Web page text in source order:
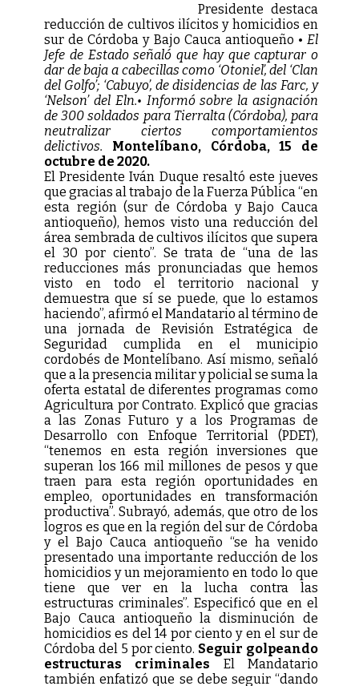
Presidente destaca
reducción de cultivos ilícitos y homicidios en
sur de Córdoba y Bajo Cauca antioqueño • El
Jefe de Estado señaló que hay que capturar o
dar de baja a cabecillas como ‘Otoniel’, del ‘Clan
del Golfo’; ‘Cabuyo’, de disidencias de las Farc, y
‘Nelson’ del Eln.• Informó sobre la asignación
de 300 soldados para Tierralta (Córdoba), para
neutralizar ciertos comportamientos
delictivos.
Montelíbano, Córdoba, 15 de
octubre de 2020.
El Presidente Iván Duque resaltó este jueves
que gracias al trabajo de la Fuerza Pública “en
esta región (sur de Córdoba y Bajo Cauca
antioqueño), hemos visto una reducción del
área sembrada de cultivos ilícitos que supera
el 30 por ciento”. Se trata de “una de las
reducciones más pronunciadas que hemos
visto en todo el territorio nacional y
demuestra que sí se puede, que lo estamos
haciendo”, afirmó el Mandatario al término de
una jornada de Revisión Estratégica de
Seguridad cumplida en el municipio
cordobés de Montelíbano. Así mismo, señaló
que a la presencia militar y policial se suma la
oferta estatal de diferentes programas como
Agricultura por Contrato. Explicó que gracias
a las Zonas Futuro y a los Programas de
Desarrollo con Enfoque Territorial (PDET),
“tenemos en esta región inversiones que
superan los 166 mil millones de pesos y que
traen para esta región oportunidades en
empleo, oportunidades en transformación
productiva”. Subrayó, además, que otro de los
logros es que en la región del sur de Córdoba
y el Bajo Cauca antioqueño “se ha venido
presentado una importante reducción de los
homicidios y un mejoramiento en todo lo que
tiene que ver en la lucha contra las
estructuras criminales”. Especificó que en el
Bajo Cauca antioqueño la disminución de
homicidios es del 14 por ciento y en el sur de
Córdoba del 5 por ciento. Seguir golpeando
estructuras criminales El Mandatario
también enfatizó que se debe seguir “dando